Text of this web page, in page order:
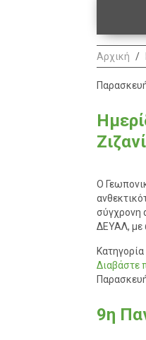
Αρχική
Ο
σύγχρονη
ΔΕΥΑΛ, με
Κατηγορία
Διαβάστε
9η